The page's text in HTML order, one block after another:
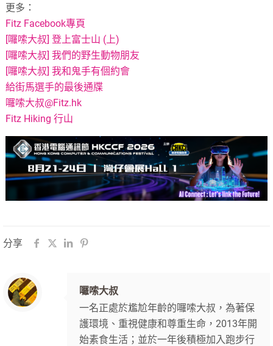
更多：
Fitz Facebook專頁
[囉嗦大叔] 登上富士山 (上)
[囉嗦大叔] 我們的野生動物朋友
[囉嗦大叔] 我和鬼手有個約會
給街馬選手的最後通牒
囉嗦大叔@Fitz.hk
Fitz Hiking 行山
分享
囉嗦大叔
一名正處於尷尬年齡的囉嗦大叔，為著保
護環境、重視健康和尊重生命，2013年開
始素食生活；並於一年後積極加入跑步行